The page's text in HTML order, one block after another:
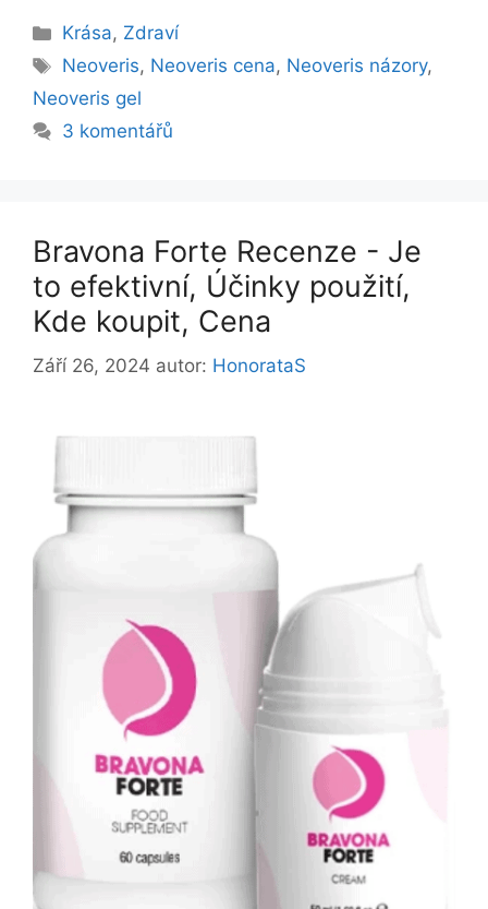
Rubriky
Krása, Zdraví
Štítky
Neoveris, Neoveris cena, Neoveris názory,
Neoveris gel
3 komentářů
Bravona Forte Recenze - Je
to efektivní, Účinky použití,
Kde koupit, Cena
Září 26, 2024 autor: HonorataS